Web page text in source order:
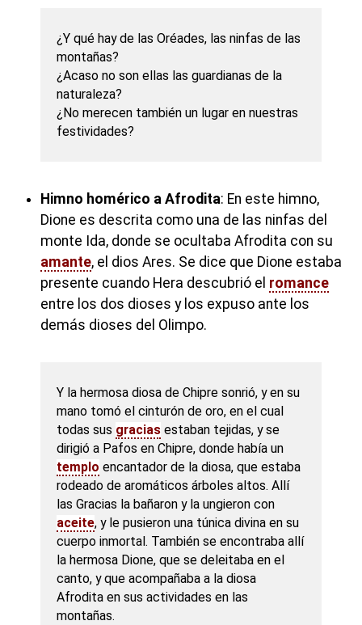
¿Y qué hay de las Oréades, las ninfas de las
montañas?
¿Acaso no son ellas las guardianas de la
naturaleza?
¿No merecen también un lugar en nuestras
festividades?
Himno homérico a Afrodita: En este himno,
Dione es descrita como una de las ninfas del
monte Ida, donde se ocultaba Afrodita con su
amante, el dios Ares. Se dice que Dione estaba
presente cuando Hera descubrió el romance
entre los dos dioses y los expuso ante los
demás dioses del Olimpo.
Y la hermosa diosa de Chipre sonrió, y en su
mano tomó el cinturón de oro, en el cual
todas sus gracias estaban tejidas, y se
dirigió a Pafos en Chipre, donde había un
templo encantador de la diosa, que estaba
rodeado de aromáticos árboles altos. Allí
las Gracias la bañaron y la ungieron con
aceite, y le pusieron una túnica divina en su
cuerpo inmortal. También se encontraba allí
la hermosa Dione, que se deleitaba en el
canto, y que acompañaba a la diosa
Afrodita en sus actividades en las
montañas.